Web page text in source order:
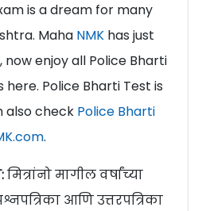
is a dream for many
Maha NMK has just
enjoy all Police Bharti
Police Bharti Test is
also check Police Bharti
.
मित्रांनो मागील वर्षांच्या
आणि उत्तरपत्रिका